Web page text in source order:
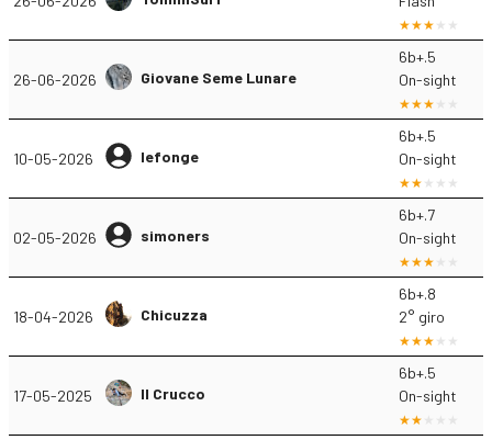
26-06-2026 Giovane Seme Lunare
6b+.5
On-sight
10-05-2026 lefonge
6b+.5
On-sight
02-05-2026 simoners
6b+.7
On-sight
18-04-2026 Chicuzza
6b+.8
2° giro
17-05-2025 Il Crucco
6b+.5
On-sight